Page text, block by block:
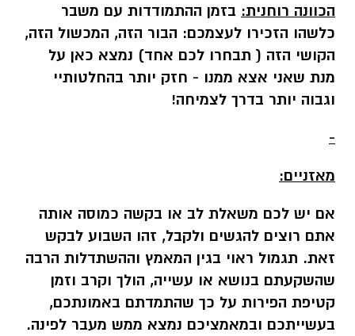
הכוונה רוחנית: בזמן ההתמודדות עם משבר
כלשהו הזכירו לעצמכם: הבור הזה, המכשול הזה,
הקושי הזה ( תבחרו לכם אחד) נמצא כאן על
מנת שאני אצא ממנו - חזק יותר בהחלטותיי
וגבוה יותר בדרך לצמיחה!
-
מאזניים:
אם יש לכם משאלת לב או בקשה כמוסה אותה
אתם רוצים להגשים ולקבל, זהו השבוע לבקש
זאת. תגמול ראוי בגין המאמץ וההשתדלות הרבה
שהשקעתם בנושא או עשייה, הולך וקרב וזמן
קטיפת הפירות על כך שהתמדתם באמונתכם,
בעשייתכם ובמאמציכם נמצא ממש מעבר לפינה.